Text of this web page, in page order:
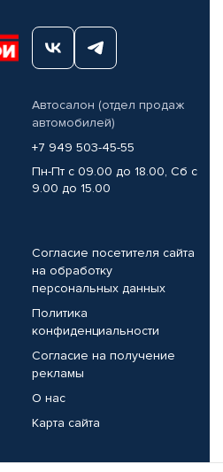
Автосалон (отдел продаж
автомобилей)
+7 949 503-45-55
Пн-Пт с 09.00 до 18.00, Сб с
9.00 до 15.00
Согласие посетителя сайта
на обработку
персональных данных
Политика
конфиденциальности
Согласие на получение
рекламы
О нас
Карта сайта